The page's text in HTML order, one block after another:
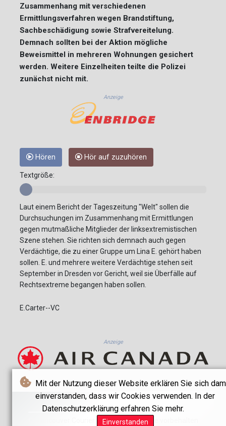
Mit der Nutzung dieser Website erklären Sie sich
einverstanden, dass wir Cookies verwenden. In der
Datenschutzerklärung erfahren Sie mehr.
Einverstanden
Zusammenhang mit verschiedenen
Ermittlungsverfahren wegen Brandstiftung,
Sachbeschädigung sowie Strafvereitelung.
Demnach sollten bei der Aktion mögliche
Beweismittel in mehreren Wohnungen gesichert
werden. Weitere Einzelheiten teilte die Polizei
zunächst nicht mit.
Anzeige
Hören Hör auf zuzuhören
Textgröße:
Laut einem Bericht der Tageszeitung "Welt" sollen die
Durchsuchungen im Zusammenhang mit Ermittlungen
gegen mutmaßliche Mitglieder der linksextremistischen
Szene stehen. Sie richten sich demnach auch gegen
Verdächtige, die zu einer Gruppe um Lina E. gehört haben
sollen. E. und mehrere weitere Verdächtige stehen seit
September in Dresden vor Gericht, weil sie Überfälle auf
Rechtsextreme begangen haben sollen.
E.Carter--VC
Anzeige
© Vancouver Courier - 2026 - Alle Rechte vorbehalten